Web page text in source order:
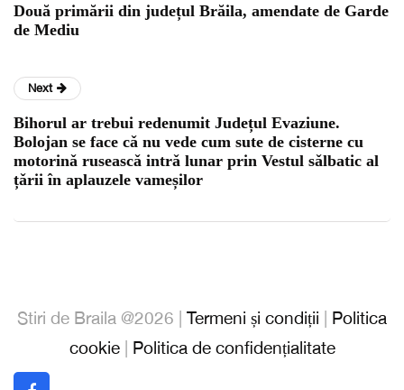
Două primării din județul Brăila, amendate de Garde
de Mediu
Next
Bihorul ar trebui redenumit Județul Evaziune.
Bolojan se face cǎ nu vede cum sute de cisterne cu
motorinǎ ruseascǎ intrǎ lunar prin Vestul sǎlbatic al
țǎrii în aplauzele vameșilor
Stiri de Braila @2026 | Termeni și condiții | Politica
cookie| Politica de confidențialitate